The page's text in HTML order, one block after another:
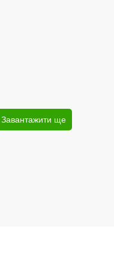
Завантажити ще